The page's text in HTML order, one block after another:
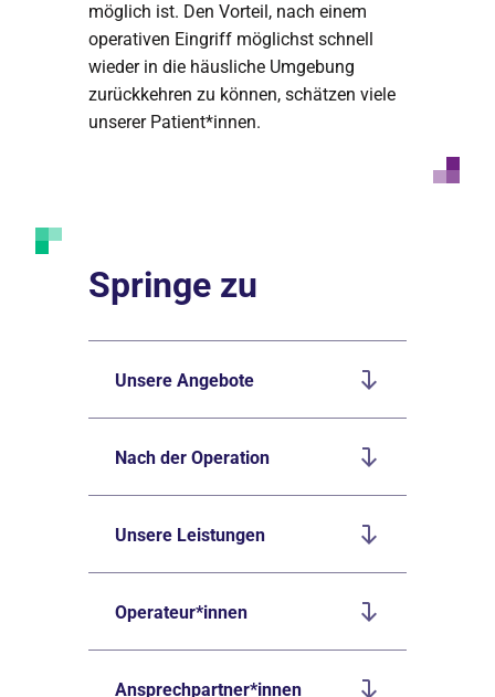
möglich ist. Den Vorteil, nach einem
operativen Eingriff möglichst schnell
wieder in die häusliche Umgebung
zurückkehren zu können, schätzen viele
unserer Patient*innen.
Springe zu
Unsere Angebote
Nach der Operation
Unsere Leistungen
Operateur*innen
Ansprechpartner*innen